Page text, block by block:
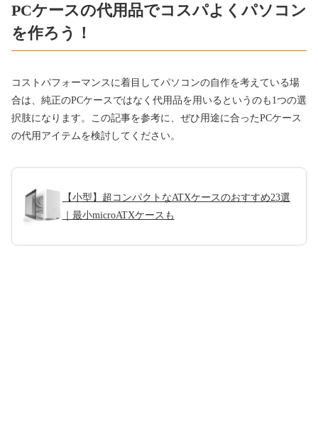
PCケースの代用品でコスパよくパソコン
を作ろう！
コストパフォーマンスに着目してパソコンの自作を考えている場
合は、純正のPCケースではなく代用品を用いるというのも1つの選
択肢になります。この記事を参考に、ぜひ用途に合ったPCケース
の代用アイテムを検討してください。
【小型】超コンパクトなATXケースのおすすめ23選
｜最小microATXケースも